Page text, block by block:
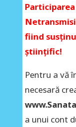
fiind
științific!
Pentru a vă
necesară
a unui cont